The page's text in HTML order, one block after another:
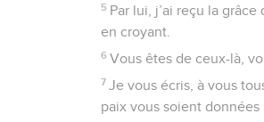
5 Par lui, j’ai reçu la
en croyant.
6 Vous êtes de ceux-là,
7 Je vous écris, à vous
paix vous soient données